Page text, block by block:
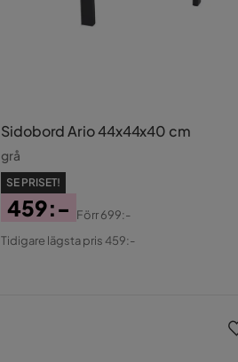
Sidobord Ario 44x44x40 cm
grå
SE PRISET!
Pris
459:-
Original
Förr699:-
Tidigare lägsta pris 459:-